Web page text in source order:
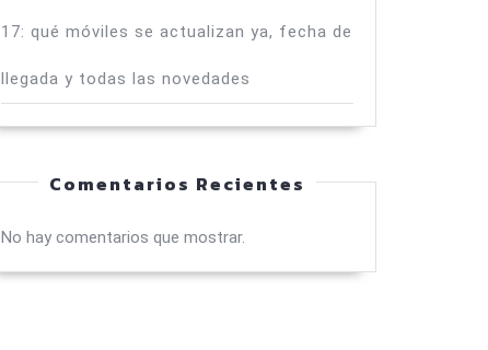
17: qué móviles se actualizan ya, fecha de
llegada y todas las novedades
Comentarios Recientes
No hay comentarios que mostrar.